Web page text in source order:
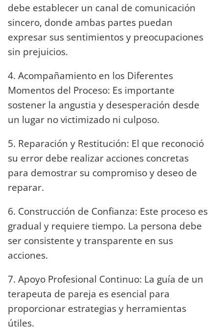
debe establecer un canal de comunicación
sincero, donde ambas partes puedan
expresar sus sentimientos y preocupaciones
sin prejuicios.
4. Acompañamiento en los Diferentes
Momentos del Proceso: Es importante
sostener la angustia y desesperación desde
un lugar no victimizado ni culposo.
5. Reparación y Restitución: El que reconoció
su error debe realizar acciones concretas
para demostrar su compromiso y deseo de
reparar.
6. Construcción de Confianza: Este proceso es
gradual y requiere tiempo. La persona debe
ser consistente y transparente en sus
acciones.
7. Apoyo Profesional Continuo: La guía de un
terapeuta de pareja es esencial para
proporcionar estrategias y herramientas
útiles.